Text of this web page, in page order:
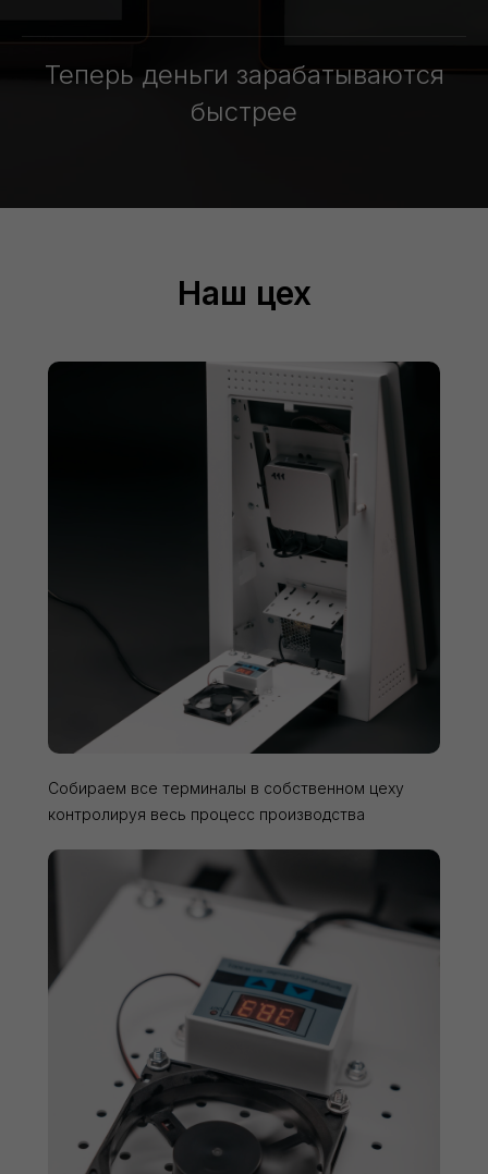
Теперь деньги зарабатываются
быстрее
Наш цех
Собираем все терминалы в собственном цеху
контролируя весь процесс производства